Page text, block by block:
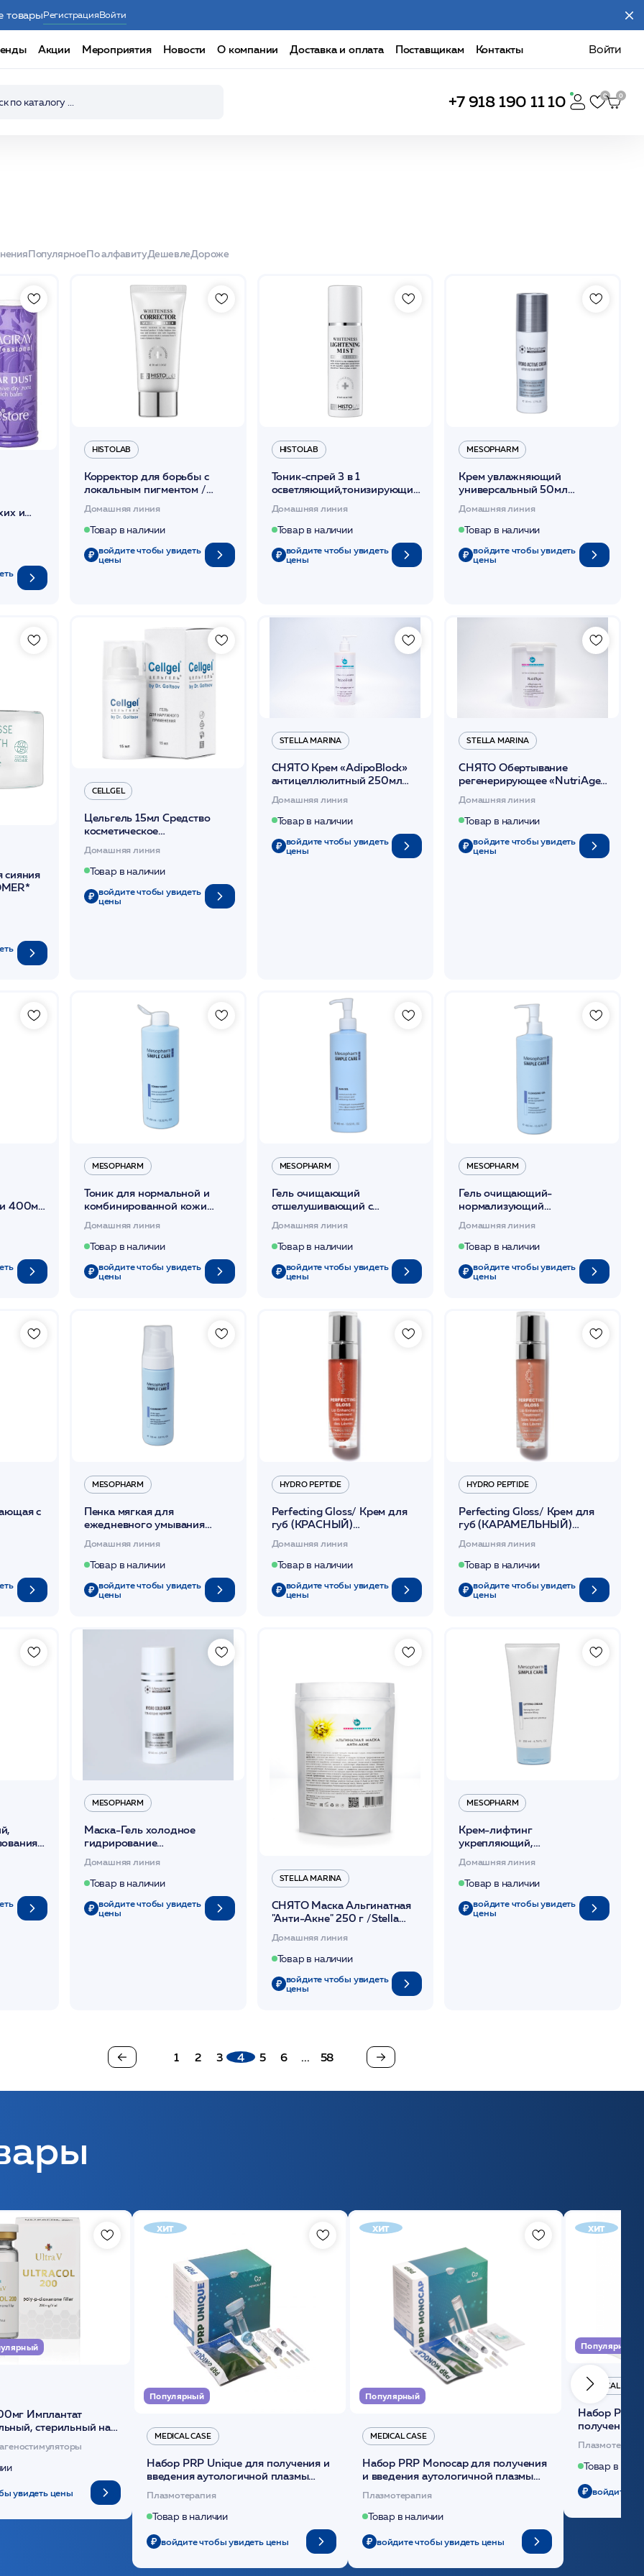
товарыРегистрацияВойти
Акции Мероприятия Новости О компании Доставка и оплата Поставщикам Контакты Войти
+7 918 190 11 10
ПопулярноеПо алфавитуДешевлеДороже
и
HISTOLAB
Корректор для борьбы с
локальным пигментом /
WHITENESS CORRECTOR
50мл /HISTOLAB*
Домашняя линия
Товар в наличии
войдите чтобы увидеть
цены
HISTOLAB
Тоник-спрей 3 в 1
осветляющий,тонизирующий,увлажняющий
/ WHITENESS LIGHTENING
MIST 200мл /HISTOLAB*
Домашняя линия
Товар в наличии
войдите чтобы увидеть
цены
MESOPHARM
Крем увлажняющий
универсальный 50мл
/HYDRO:ACTIVE CREAM
/MESOPHARM
Домашняя линия
Товар в наличии
войдите чтобы увидеть
цены
CELLGEL
Цельгель 15мл Средство
косметическое
процедурное /Cellgel
Домашняя линия
Товар в наличии
войдите чтобы увидеть
цены
STELLA MARINA
СНЯТО Крем «AdipoBlock»
антицеллюлитный 250мл
Домашняя линия
Товар в наличии
войдите чтобы увидеть
цены
STELLA MARINA
СНЯТО Обертывание
регенерирующее «NutriAge»
тела) 1000мл /Stella Marina*
Домашняя линия
Товар в наличии
войдите чтобы увидеть
цены
400мл
MESOPHARM
Тоник для нормальной и
комбинированной кожи
400мл / SC COMBI TONER
/MESOPHARM *
Домашняя линия
Товар в наличии
войдите чтобы увидеть
цены
MESOPHARM
Гель очищающий
отшелушивающий с
фруктовыми кислотами
400мл / SC AHA GEL
/MESOPHARM *
Домашняя линия
Товар в наличии
войдите чтобы увидеть
цены
MESOPHARM
Гель очищающий-
нормализующий
универсальный 400мл / SC
CLEANSING GEL
/MESOPHARM *
Домашняя линия
Товар в наличии
войдите чтобы увидеть
цены
с
MESOPHARM
Пенка мягкая для
ежедневного умывания
150мл / SC CLEANSING
FOAM /MESOPHARM *
Домашняя линия
Товар в наличии
войдите чтобы увидеть
цены
HYDRO PEPTIDE
Perfecting Gloss/ Крем для
губ (КРАСНЫЙ)
увеличивающий объем и
увлажняющий 4мл /HP*
Домашняя линия
Товар в наличии
войдите чтобы увидеть
цены
HYDRO PEPTIDE
Perfecting Gloss/ Крем для
губ (КАРАМЕЛЬНЫЙ)
увеличивающий объем и
увлажняющий 4мл /HP*
Домашняя линия
Товар в наличии
войдите чтобы увидеть
цены
SAFE
MESOPHARM
Маска-Гель холодное
гидрирование
подготавливающая 150мл
/HYDRO:COLD MASK
/MESOPHARM
Домашняя линия
Товар в наличии
войдите чтобы увидеть
цены
STELLA MARINA
СНЯТО Маска Альгинатная
"Анти-Акне" 250 г /Stella
Marina*
Домашняя линия
Товар в наличии
войдите чтобы увидеть
цены
MESOPHARM
Крем-лифтинг
укрепляющий,
подтягивающий 200мл / SC
LIFTING CREAM
/MESOPHARM *
Домашняя линия
Товар в наличии
войдите чтобы увидеть
цены
1 2 3 4 5 6 ... 58
Имплантат
стерильный на
/ULTRACOL
увидеть цены
хит
Популярный
MEDICAL CASE
Набор PRP Unique для получения и
введения аутологичной плазмы
(саше 1шт)/Medical Case
Плазмотерапия
Товар в наличии
войдите чтобы увидеть цены
хит
Популярный
MEDICAL CASE
Набор PRP Monocap для получения
и введения аутологичной плазмы
(саше 1шт)/Medical Case
Плазмотерапия
Товар в наличии
войдите чтобы увидеть цены
хит
Популярный
MEDICAL CASE
Набор Plasmoactive Стандарт для
получения
плазмы
Товар в
войдите